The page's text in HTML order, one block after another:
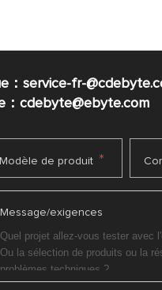
：service-fr-
：cdebyte@ebyte.com
Modèle de produit *
Message/exigences